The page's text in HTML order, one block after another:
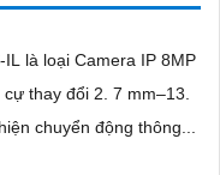
là loại Camera IP 8MP
thay đổi 2. 7 mm–13.
chuyển động thông...